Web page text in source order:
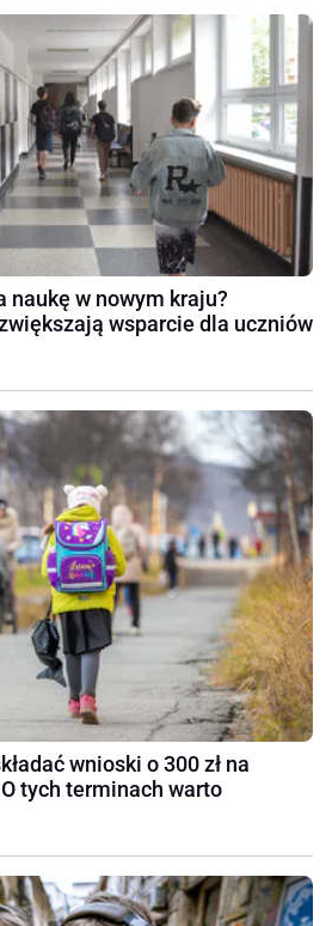
naukę w nowym kraju?
wsparcie dla uczniów
wnioski o 300 zł na
tych terminach warto